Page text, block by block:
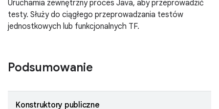
Uruchamia zewnętrzny proces Java, aby przeprowadzić
testy. Służy do ciągłego przeprowadzania testów
jednostkowych lub funkcjonalnych TF.
Podsumowanie
Konstruktory publiczne